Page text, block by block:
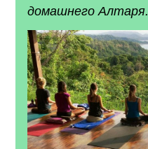
домашнего Алтаря.